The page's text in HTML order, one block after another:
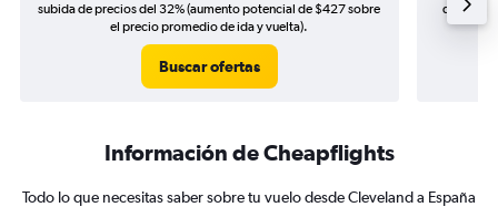
subida de precios del 32% (aumento potencial de $427 sobre
el precio promedio de ida y vuelta).
Buscar ofertas
de
Información de Cheapflights
Todo lo que necesitas saber sobre tu vuelo desde Cleveland a España